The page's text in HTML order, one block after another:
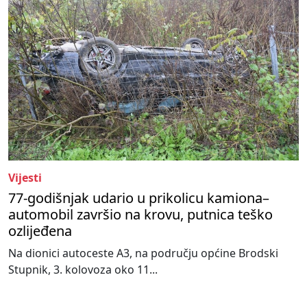
Vijesti
77-godišnjak udario u prikolicu kamiona–
automobil završio na krovu, putnica teško
ozlijeđena
Na dionici autoceste A3, na području općine Brodski
Stupnik, 3. kolovoza oko 11...